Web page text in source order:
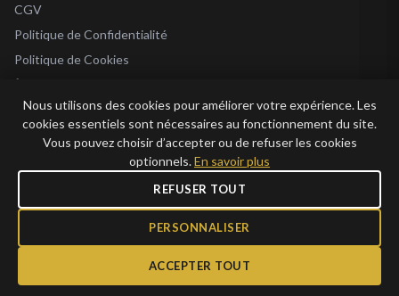
CGV
Politique de Confidentialité
Politique de Cookies
À Propos
Blog
Bijoux en Vogue SAS · SIRET 915 286 975 00015 · RCS Antibes · TVA FR69 915
Nous utilisons des cookies pour améliorer votre expérience. Les
cookies essentiels sont nécessaires au fonctionnement du site.
Vous pouvez choisir d’accepter ou de refuser les cookies
optionnels.En savoir plus
REFUSER TOUT
PERSONNALISER
ACCEPTER TOUT